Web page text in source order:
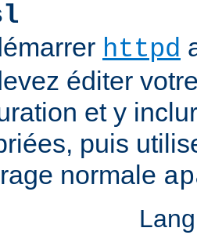
httpd
éditer
et y
puis
normale